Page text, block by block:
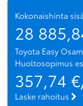
Kokonaishinta
28
Toyota Easy
Huoltosopimus
357,74
Laske rahoitus